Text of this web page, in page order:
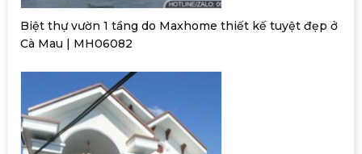
Biệt thự vườn 1 tầng do Maxhome thiết kế tuyệt đẹp ở
Cà Mau | MH06082